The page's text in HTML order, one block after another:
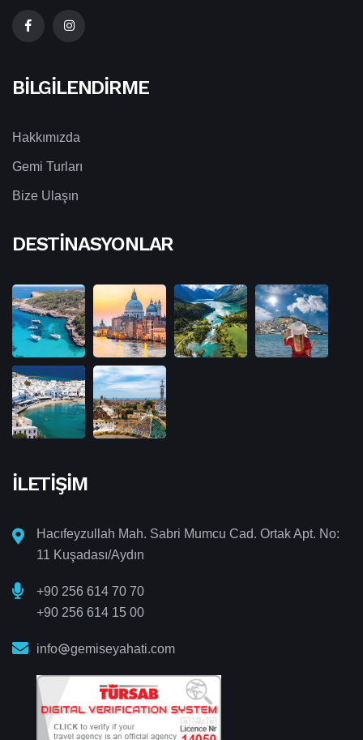
BILGILENDIRME
Hakkımızda
Gemi Turları
Bize Ulaşın
DESTINASYONLAR
İLETIŞIM
Hacıfeyzullah Mah. Sabri Mumcu Cad. Ortak Apt. No:
11 Kuşadası/Aydın
+90 256 614 70 70
+90 256 614 15 00
info gemiseyahati.com